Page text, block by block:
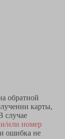
обратной
карты,
случае
или номер
ошибка не